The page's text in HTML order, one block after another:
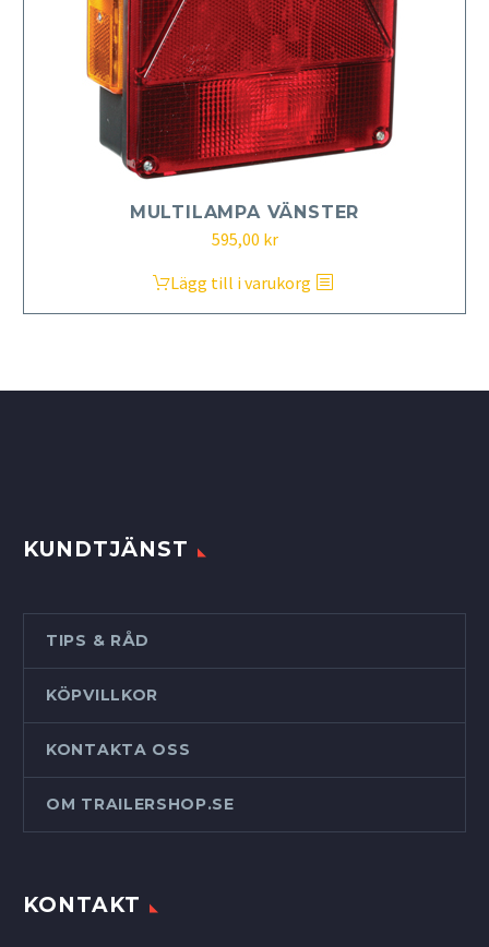
MULTILAMPA VÄNSTER
595,00 kr
Lägg till i varukorg
KUNDTJÄNST
TIPS & RÅD
KÖPVILLKOR
KONTAKTA OSS
OM TRAILERSHOP.SE
KONTAKT